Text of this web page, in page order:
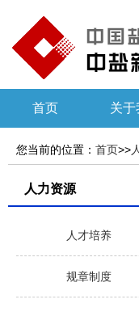
首页 关于
您当前的位置： 首页>>
人力资源
人才培养
规章制度